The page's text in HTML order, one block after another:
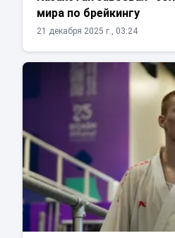
мира по брейкингу
21 декабря 2025 г., 03:24